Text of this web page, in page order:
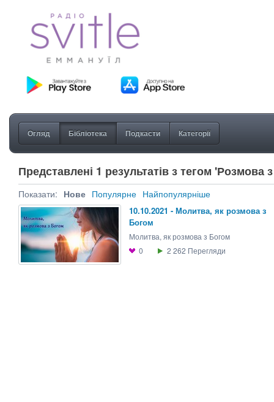
Огляд Бібліотека Подкасти Категорії
Представлені 1 результатів з тегом 'Розмова
Показати: Нове Популярне Найпопулярніше
10.10.2021 - Молитва, як розмова з
Богом
Молитва, як розмова з Богом
0
2 262 Перегляди